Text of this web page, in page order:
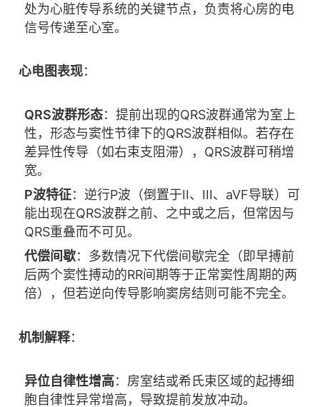
处为心脏传导系统的关键节点，负责将心房的电
信号传递至心室。
心电图表现：
QRS波群形态：提前出现的QRS波群通常为室上
性，形态与窦性节律下的QRS波群相似。若存在
差异性传导（如右束支阻滞），QRS波群可稍增
宽。
P波特征：逆行P波（倒置于II、III、aVF导联）可
能出现在QRS波群之前、之中或之后，但常因与
QRS重叠而不可见。
代偿间歇：多数情况下代偿间歇完全（即早搏前
后两个窦性搏动的RR间期等于正常窦性周期的两
倍），但若逆向传导影响窦房结则可能不完全。
机制解释：
异位自律性增高：房室结或希氏束区域的起搏细
胞自律性异常增高，导致提前发放冲动。